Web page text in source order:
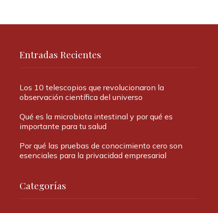
Entradas Recientes
Los 10 telescopios que revolucionaron la
observación científica del universo
Qué es la microbiota intestinal y por qué es
importante para tu salud
Por qué las pruebas de conocimiento cero son
esenciales para la privacidad empresarial
Categorías